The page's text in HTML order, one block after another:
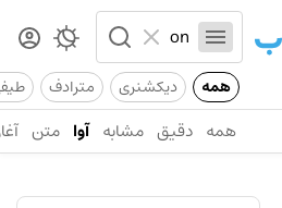
همه دیکشنری مترادف
همه دقیق مشابه آوا متن